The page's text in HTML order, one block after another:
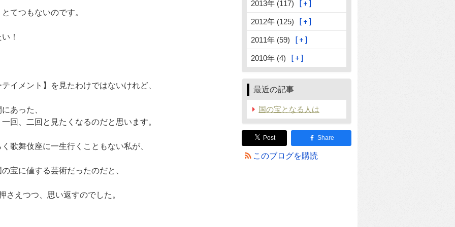
てつもないのです。
！
イメント】を見たわけではないけれど、
あった、
回、二回と見たくなるのだと思います。
歌舞伎座に一生行くこともない私が、
宝に値する芸術だったのだと、
さえつつ、思い返すのでした。
2013年 (117)
2012年 (125)
2011年 (59)
2010年 (4)
最近の記事
国の宝となる人は
Post Share
このブログを購読